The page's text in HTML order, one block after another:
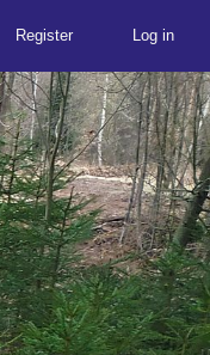
Register Log in